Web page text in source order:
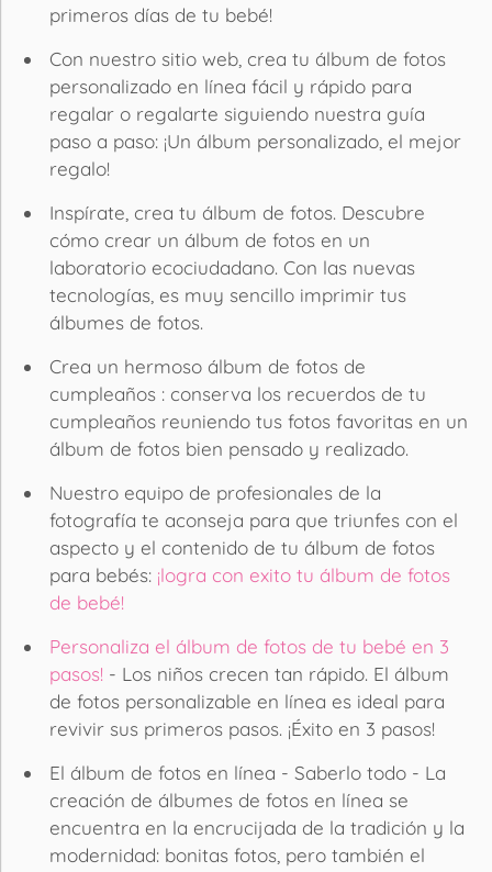
primeros días de tu bebé!
Con nuestro sitio web, crea tu álbum de fotos
personalizado en línea fácil y rápido para
regalar o regalarte siguiendo nuestra guía
paso a paso: ¡Un álbum personalizado, el mejor
regalo!
Inspírate, crea tu álbum de fotos. Descubre
cómo crear un álbum de fotos en un
laboratorio ecociudadano. Con las nuevas
tecnologías, es muy sencillo imprimir tus
álbumes de fotos.
Crea un hermoso álbum de fotos de
cumpleaños : conserva los recuerdos de tu
cumpleaños reuniendo tus fotos favoritas en un
álbum de fotos bien pensado y realizado.
Nuestro equipo de profesionales de la
fotografía te aconseja para que triunfes con el
aspecto y el contenido de tu álbum de fotos
para bebés: ¡logra con exito tu álbum de fotos
de bebé!
Personaliza el álbum de fotos de tu bebé en 3
pasos! - Los niños crecen tan rápido. El álbum
de fotos personalizable en línea es ideal para
revivir sus primeros pasos. ¡Éxito en 3 pasos!
El álbum de fotos en línea - Saberlo todo - La
creación de álbumes de fotos en línea se
encuentra en la encrucijada de la tradición y la
modernidad: bonitas fotos, pero también el